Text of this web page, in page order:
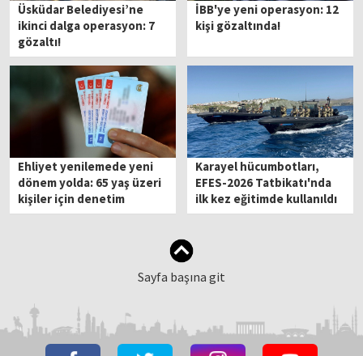
Üsküdar Belediyesi’ne
ikinci dalga operasyon: 7
gözaltı!
İBB'ye yeni operasyon: 12
kişi gözaltında!
Ehliyet yenilemede yeni
dönem yolda: 65 yaş üzeri
kişiler için denetim
sıkılaşacak
Karayel hücumbotları,
EFES-2026 Tatbikatı'nda
ilk kez eğitimde kullanıldı
Sayfa başına git